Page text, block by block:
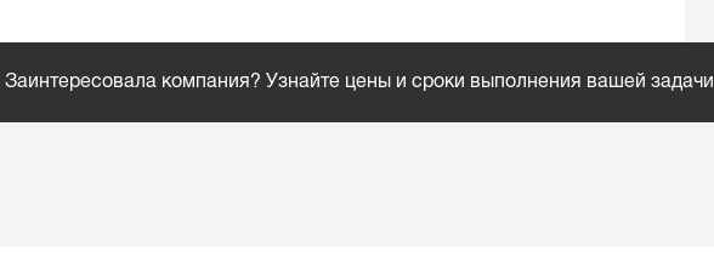
Заинтересовала компания? Узнайте цены и сроки выполнения вашей задачи